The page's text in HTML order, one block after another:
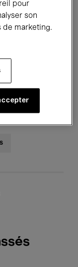
pour
son
de marketing.